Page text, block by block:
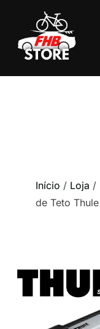
Início / Loja /
de Teto